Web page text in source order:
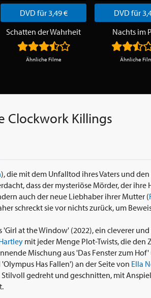
DVD für 3,49 €
Schatten der Wahrheit
Ähnliche Filme
DVD für
Nachts im
Ähnliche
Clockwork Killings
), die mit dem Unfalltod ihres Vaters und
dass der mysteriöse Mörder, der
auch der neue Liebhaber ihrer Mutter (
schreckt sie vor nichts zurück, um
at the Window' (2022), ein cleverer
mit jeder Menge Plot-Twists, die den
Mischung aus 'Das Fenster zum
Has Fallen') an der Seite von Ella
Stilvoll gedreht und geschnitten, mit